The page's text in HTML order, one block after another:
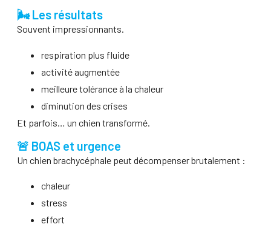
🌬️ Les résultats
Souvent impressionnants.
respiration plus fluide
activité augmentée
meilleure tolérance à la chaleur
diminution des crises
Et parfois… un chien transformé.
🚨 BOAS et urgence
Un chien brachycéphale peut décompenser brutalement :
chaleur
stress
effort